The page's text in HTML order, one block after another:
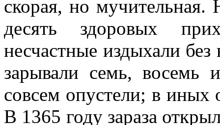
скорая, но мучительная.
десять здоровых
несчастные издыхали
зарывали семь,
совсем опустели; в иных
В 1365 году зараза